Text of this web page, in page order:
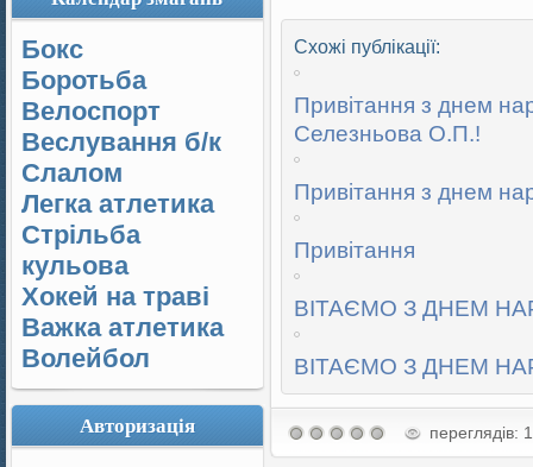
Бокс
Боротьба
Велоспорт
Веслування б/к
Cлалом
Легка атлетика
Стрільба
кульова
Хокей на траві
Важка атлетика
Волейбол
Авторизація
Схожі публікації:
Привітання з днем
Селезньова О.П.!
Привітання з днем
Привітання
ВІТАЄМО З ДНЕМ
ВІТАЄМО З ДНЕМ
переглядів: